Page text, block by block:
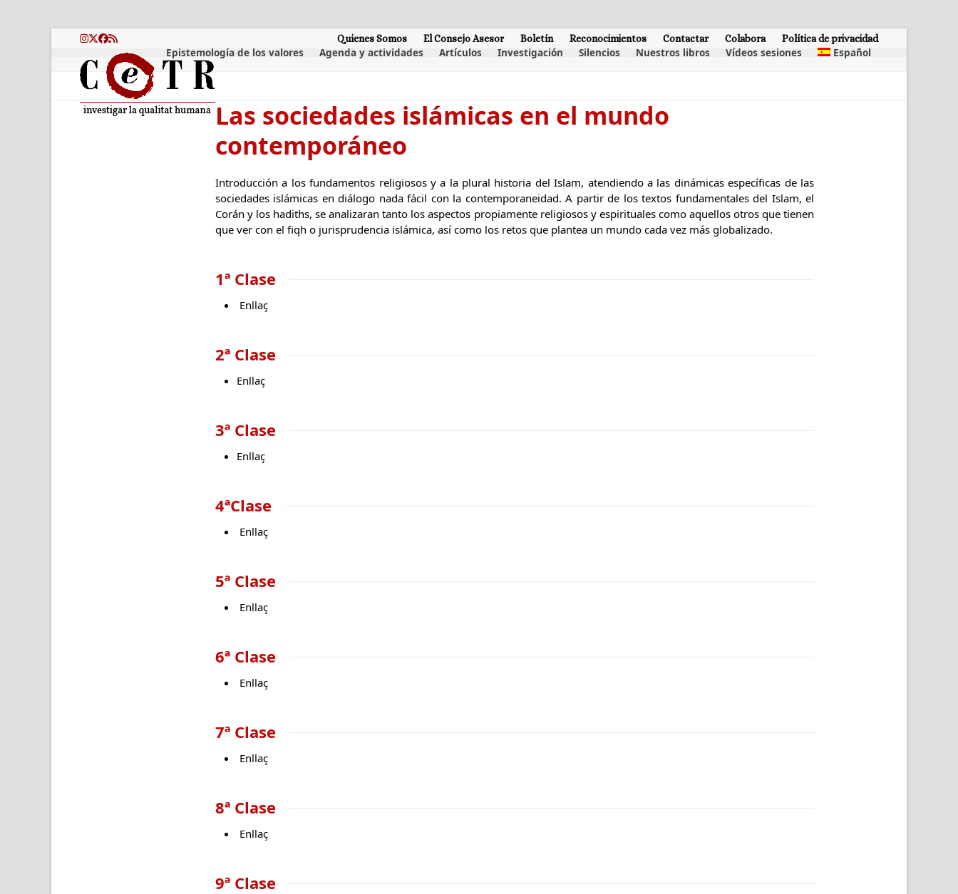
Instagram
Twitter
Facebook
RSS Quienes Somos El Consejo Asesor Boletín Reconocimientos Contactar Colabora Política de privacidad
Epistemología de los valores Agenda y actividades Artículos Investigación Silencios Nuestros libros Vídeos sesiones Español
Las sociedades islámicas en el mundo
contemporáneo
Introducción a los fundamentos religiosos y a la plural historia del Islam, atendiendo a las dinámicas específicas de las
sociedades islámicas en diálogo nada fácil con la contemporaneidad. A partir de los textos fundamentales del Islam, el
Corán y los hadiths, se analizaran tanto los aspectos propiamente religiosos y espirituales como aquellos otros que tienen
que ver con el fiqh o jurisprudencia islámica, así como los retos que plantea un mundo cada vez más globalizado.
1ª Clase
Enllaç
2ª Clase
Enllaç
3ª Clase
Enllaç
4ªClase
Enllaç
5ª Clase
Enllaç
6ª Clase
Enllaç
7ª Clase
Enllaç
8ª Clase
Enllaç
9ª Clase